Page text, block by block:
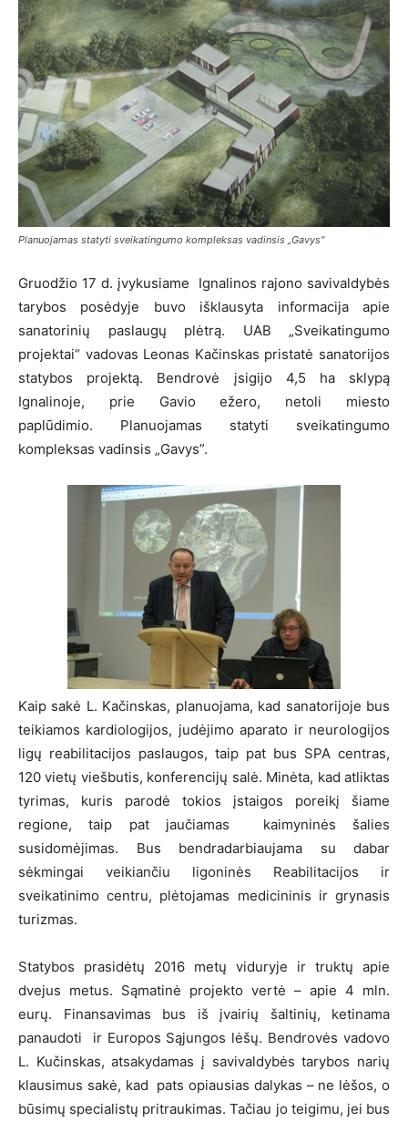
Planuojamas statyti sveikatingumo kompleksas vadinsis „Gavys"
Gruodžio 17 d. įvykusiame Ignalinos rajono savivaldybės
tarybos posėdyje buvo išklausyta informacija apie
sanatorinių paslaugų plėtrą. UAB „Sveikatingumo
projektai“ vadovas Leonas Kačinskas pristatė sanatorijos
statybos projektą. Bendrovė įsigijo 4,5 ha sklypą
Ignalinoje, prie Gavio ežero, netoli miesto
paplūdimio. Planuojamas statyti sveikatingumo
kompleksas vadinsis „Gavys”.
Kaip sakė L. Kačinskas, planuojama, kad sanatorijoje bus
teikiamos kardiologijos, judėjimo aparato ir neurologijos
ligų reabilitacijos paslaugos, taip pat bus SPA centras,
120 vietų viešbutis, konferencijų salė. Minėta, kad atliktas
tyrimas, kuris parodė tokios įstaigos poreikį šiame
regione, taip pat jaučiamas kaimyninės šalies
susidomėjimas. Bus bendradarbiaujama su dabar
sėkmingai veikiančiu ligoninės Reabilitacijos ir
sveikatinimo centru, plėtojamas medicininis ir grynasis
turizmas.
Statybos prasidėtų 2016 metų viduryje ir truktų apie
dvejus metus. Sąmatinė projekto vertė – apie 4 mln.
eurų. Finansavimas bus iš įvairių šaltinių, ketinama
panaudoti ir Europos Sąjungos lėšų. Bendrovės vadovo
L. Kučinskas, atsakydamas į savivaldybės tarybos narių
klausimus sakė, kad pats opiausias dalykas – ne lėšos, o
būsimų specialistų pritraukimas. Tačiau jo teigimu, jei bus